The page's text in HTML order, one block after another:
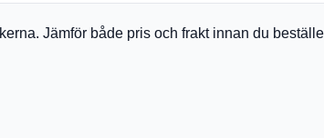
Jämför både pris och frakt innan du